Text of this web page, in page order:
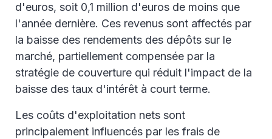
d'euros, soit 0,1 million d'euros de moins que
l'année dernière. Ces revenus sont affectés par
la baisse des rendements des dépôts sur le
marché, partiellement compensée par la
stratégie de couverture qui réduit l'impact de la
baisse des taux d'intérêt à court terme.
Les coûts d'exploitation nets sont
principalement influencés par les frais de